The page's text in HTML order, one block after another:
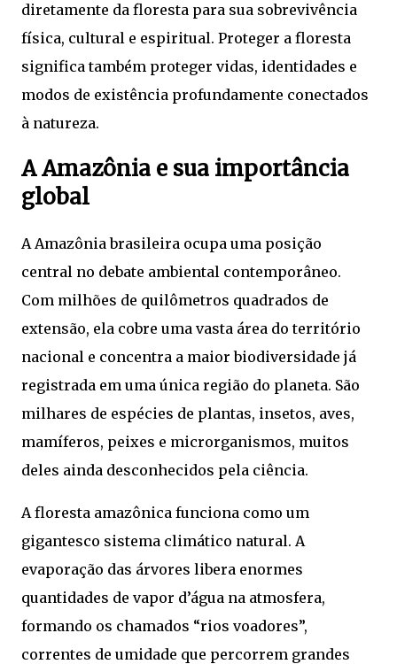
diretamente da floresta para sua sobrevivência
física, cultural e espiritual. Proteger a floresta
significa também proteger vidas, identidades e
modos de existência profundamente conectados
à natureza.
A Amazônia e sua importância
global
A Amazônia brasileira ocupa uma posição
central no debate ambiental contemporâneo.
Com milhões de quilômetros quadrados de
extensão, ela cobre uma vasta área do território
nacional e concentra a maior biodiversidade já
registrada em uma única região do planeta. São
milhares de espécies de plantas, insetos, aves,
mamíferos, peixes e microrganismos, muitos
deles ainda desconhecidos pela ciência.
A floresta amazônica funciona como um
gigantesco sistema climático natural. A
evaporação das árvores libera enormes
quantidades de vapor d’água na atmosfera,
formando os chamados “rios voadores”,
correntes de umidade que percorrem grandes